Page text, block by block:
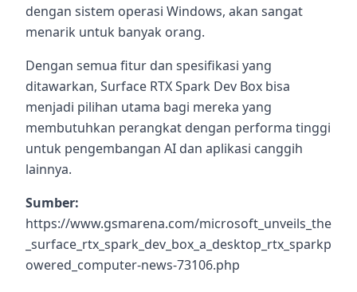
dengan sistem operasi Windows, akan sangat
menarik untuk banyak orang.
Dengan semua fitur dan spesifikasi yang
ditawarkan, Surface RTX Spark Dev Box bisa
menjadi pilihan utama bagi mereka yang
membutuhkan perangkat dengan performa tinggi
untuk pengembangan AI dan aplikasi canggih
lainnya.
Sumber:
https://www.gsmarena.com/microsoft_unveils_the
_surface_rtx_spark_dev_box_a_desktop_rtx_sparkp
owered_computer-news-73106.php